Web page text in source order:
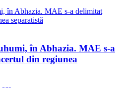
în Abhazia. MAE s-a
din regiunea